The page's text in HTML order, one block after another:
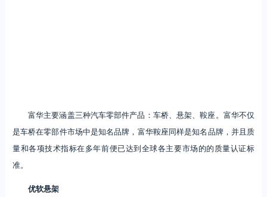
富华主要涵盖三种汽车零部件产品：车桥、悬架、鞍座。富华不仅
是车桥在零部件市场中是知名品牌，富华鞍座同样是知名品牌，并且质
量和各项技术指标在多年前便已达到全球各主要市场的的质量认证标
准。
优软悬架